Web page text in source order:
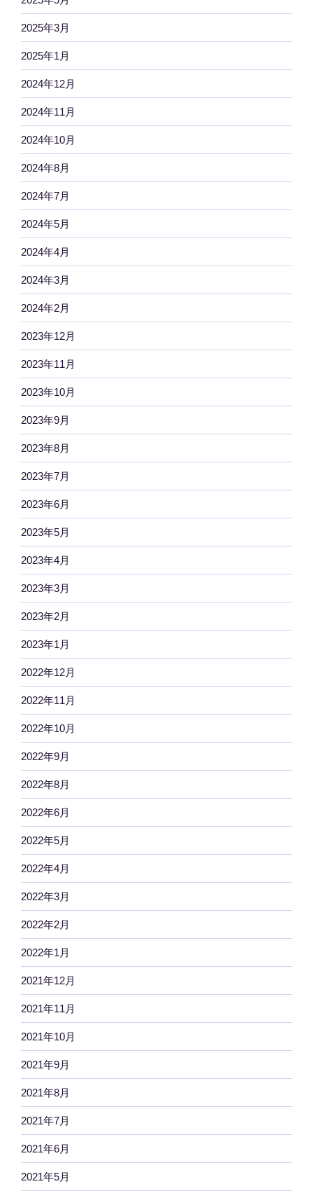
2025年3月
2025年1月
2024年12月
2024年11月
2024年10月
2024年8月
2024年7月
2024年5月
2024年4月
2024年3月
2024年2月
2023年12月
2023年11月
2023年10月
2023年9月
2023年8月
2023年7月
2023年6月
2023年5月
2023年4月
2023年3月
2023年2月
2023年1月
2022年12月
2022年11月
2022年10月
2022年9月
2022年8月
2022年6月
2022年5月
2022年4月
2022年3月
2022年2月
2022年1月
2021年12月
2021年11月
2021年10月
2021年9月
2021年8月
2021年7月
2021年6月
2021年5月